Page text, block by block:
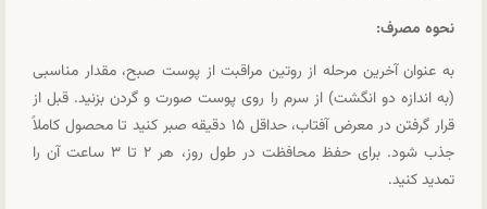
نحوه مصرف:
به عنوان آخرین مرحله از روتین مراقبت از پوست صبح، مقدار مناسبی
(به اندازه دو انگشت) از سرم را روی پوست صورت و گردن بزنید. قبل از
قرار گرفتن در معرض آفتاب، حداقل ۱۵ دقیقه صبر کنید تا محصول کاملاً
جذب شود. برای حفظ محافظت در طول روز، هر ۲ تا ۳ ساعت آن را
تمدید کنید.